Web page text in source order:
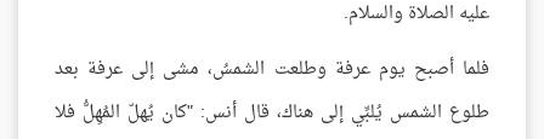
عليه الصلاة والسلام.
فلما أصبح يوم عرفة وطلعت الشمسُ، مشى إلى عرفة بعد
طلوع الشمس يُلبِّي إلى هناك، قال أنس: "كان يُهلّ المُهِلُّ فلا